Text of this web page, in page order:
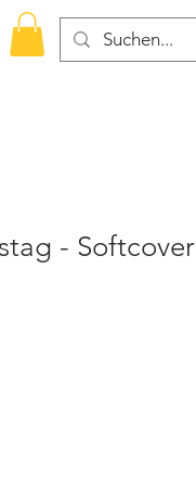
- Softcover